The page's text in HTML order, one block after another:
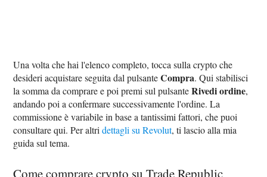
Una volta che hai l'elenco completo, tocca sulla crypto che
desideri acquistare seguita dal pulsanteCompra. Qui stabilisci
la somma da comprare e poi premi sul pulsanteRivedi ordine,
andando poi a confermare successivamente l'ordine. La
commissione è variabile in base a tantissimi fattori, che puoi
consultare qui. Per altridettagli su Revolut, ti lascio alla mia
guida sul tema.
Come comprare crypto su Trade Republic